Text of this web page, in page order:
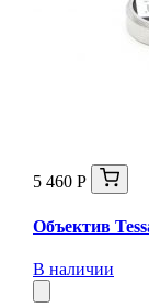
5 460 Р
Объектив
В наличии